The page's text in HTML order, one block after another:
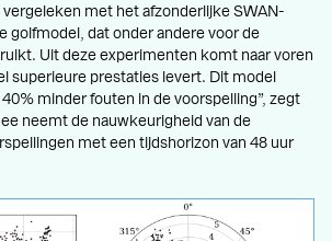
vergeleken met het afzonderlijke SWAN-
golfmodel, dat onder andere voor de
Uit deze experimenten komt naar voren
superieure prestaties levert. Dit model
minder fouten in de voorspelling”, zegt
neemt de nauwkeurigheid van de
met een tijdshorizon van 48 uur